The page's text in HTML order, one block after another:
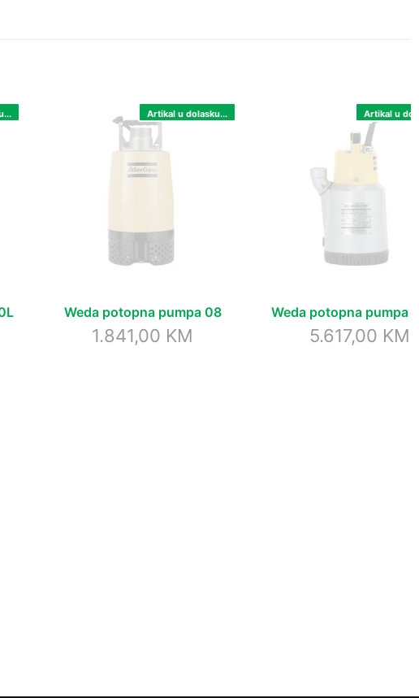
Artikal u dolasku...
Weda potopna pumpa 08
1.841,00 KM
Artikal u
Weda potopna pumpa
5.617,00 KM